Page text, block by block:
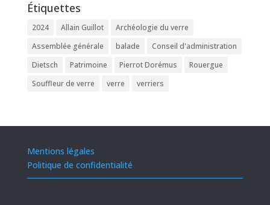
Étiquettes
2024 Allain Guillot
Archéologie du verre
Assemblée générale
balade
Conseil d'administration
Dietsch
Patrimoine Pierrot Dorémus
Rouergue
Souffleur de verre
verre verriers
Mentions légales
Politique de confidentialité